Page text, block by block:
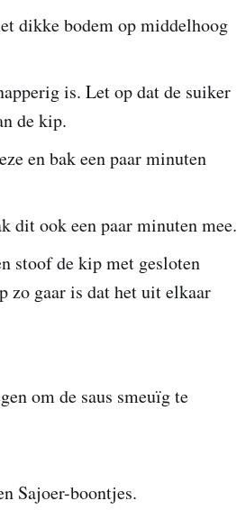
dikke bodem op middelhoog
is. Let op dat de suiker
de kip.
en bak een paar minuten
dit ook een paar minuten mee.
stoof de kip met gesloten
zo gaar is dat het uit elkaar
om de saus smeuïg te
Sajoer-boontjes.